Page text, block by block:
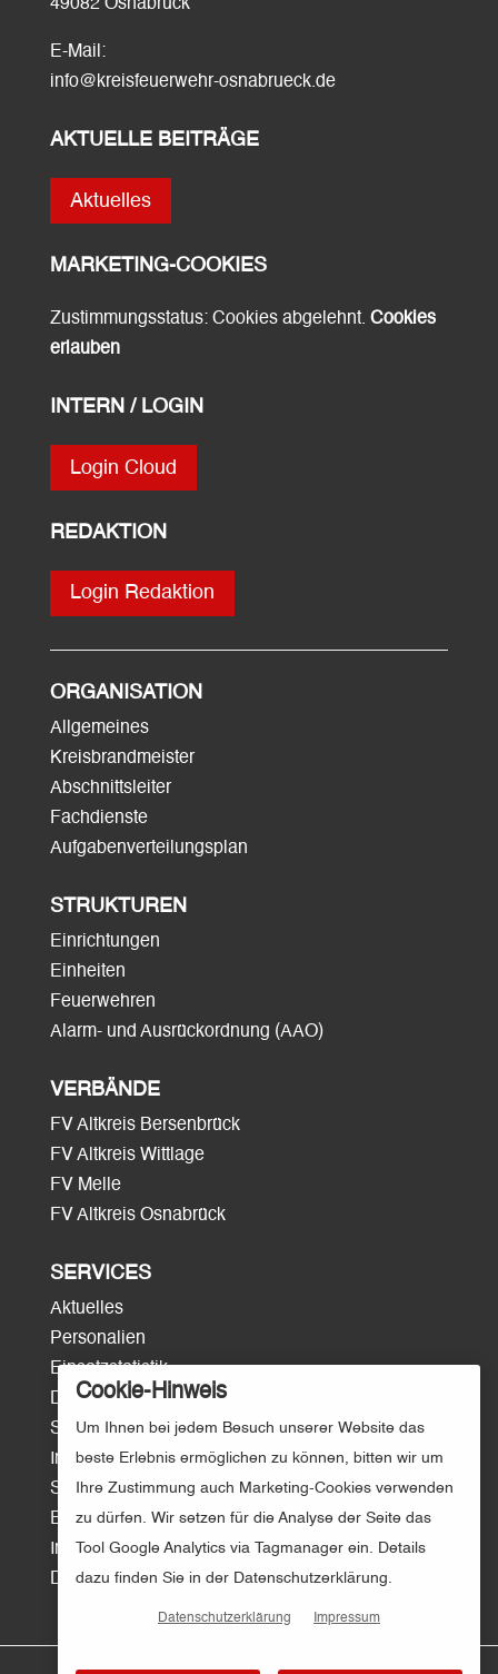
49082 Osnabrück
E-Mail:
info@kreisfeuerwehr-osnabrueck.de
AKTUELLE BEITRÄGE
Aktuelles
MARKETING-COOKIES
Zustimmungsstatus: Cookies abgelehnt. Cookies
erlauben
INTERN / LOGIN
Login Cloud
REDAKTION
Login Redaktion
ORGANISATION
Allgemeines
Kreisbrandmeister
Abschnittsleiter
Fachdienste
Aufgabenverteilungsplan
STRUKTUREN
Einrichtungen
Einheiten
Feuerwehren
Alarm- und Ausrückordnung (AAO)
VERBÄNDE
FV Altkreis Bersenbrück
FV Altkreis Wittlage
FV Melle
FV Altkreis Osnabrück
SERVICES
Aktuelles
Personalien
Einsatzstatistik
Download
Surftipps
Intern/Login
Sitemap
E-Mail
Impressum
Datenschutz
Cookie-Hinweis
Um Ihnen bei jedem Besuch unserer Website das
beste Erlebnis ermöglichen zu können, bitten wir um
Ihre Zustimmung auch Marketing-Cookies verwenden
zu dürfen. Wir setzen für die Analyse der Seite das
Tool Google Analytics via Tagmanager ein. Details
dazu finden Sie in der Datenschutzerklärung.
Datenschutzerklärung Impressum